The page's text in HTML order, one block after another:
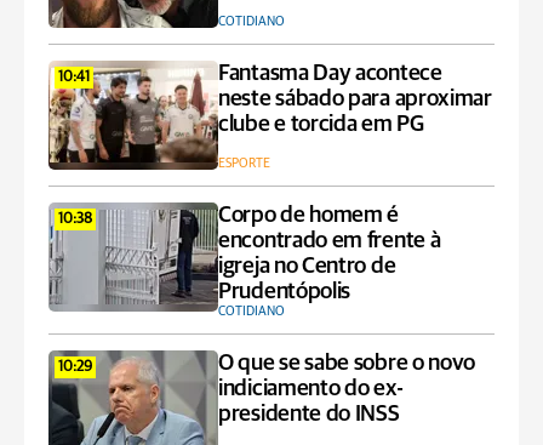
COTIDIANO
10:41
Fantasma Day acontece
neste sábado para aproximar
clube e torcida em PG
ESPORTE
10:38
Corpo de homem é
encontrado em frente à
igreja no Centro de
Prudentópolis
COTIDIANO
10:29
O que se sabe sobre o novo
indiciamento do ex-
presidente do INSS